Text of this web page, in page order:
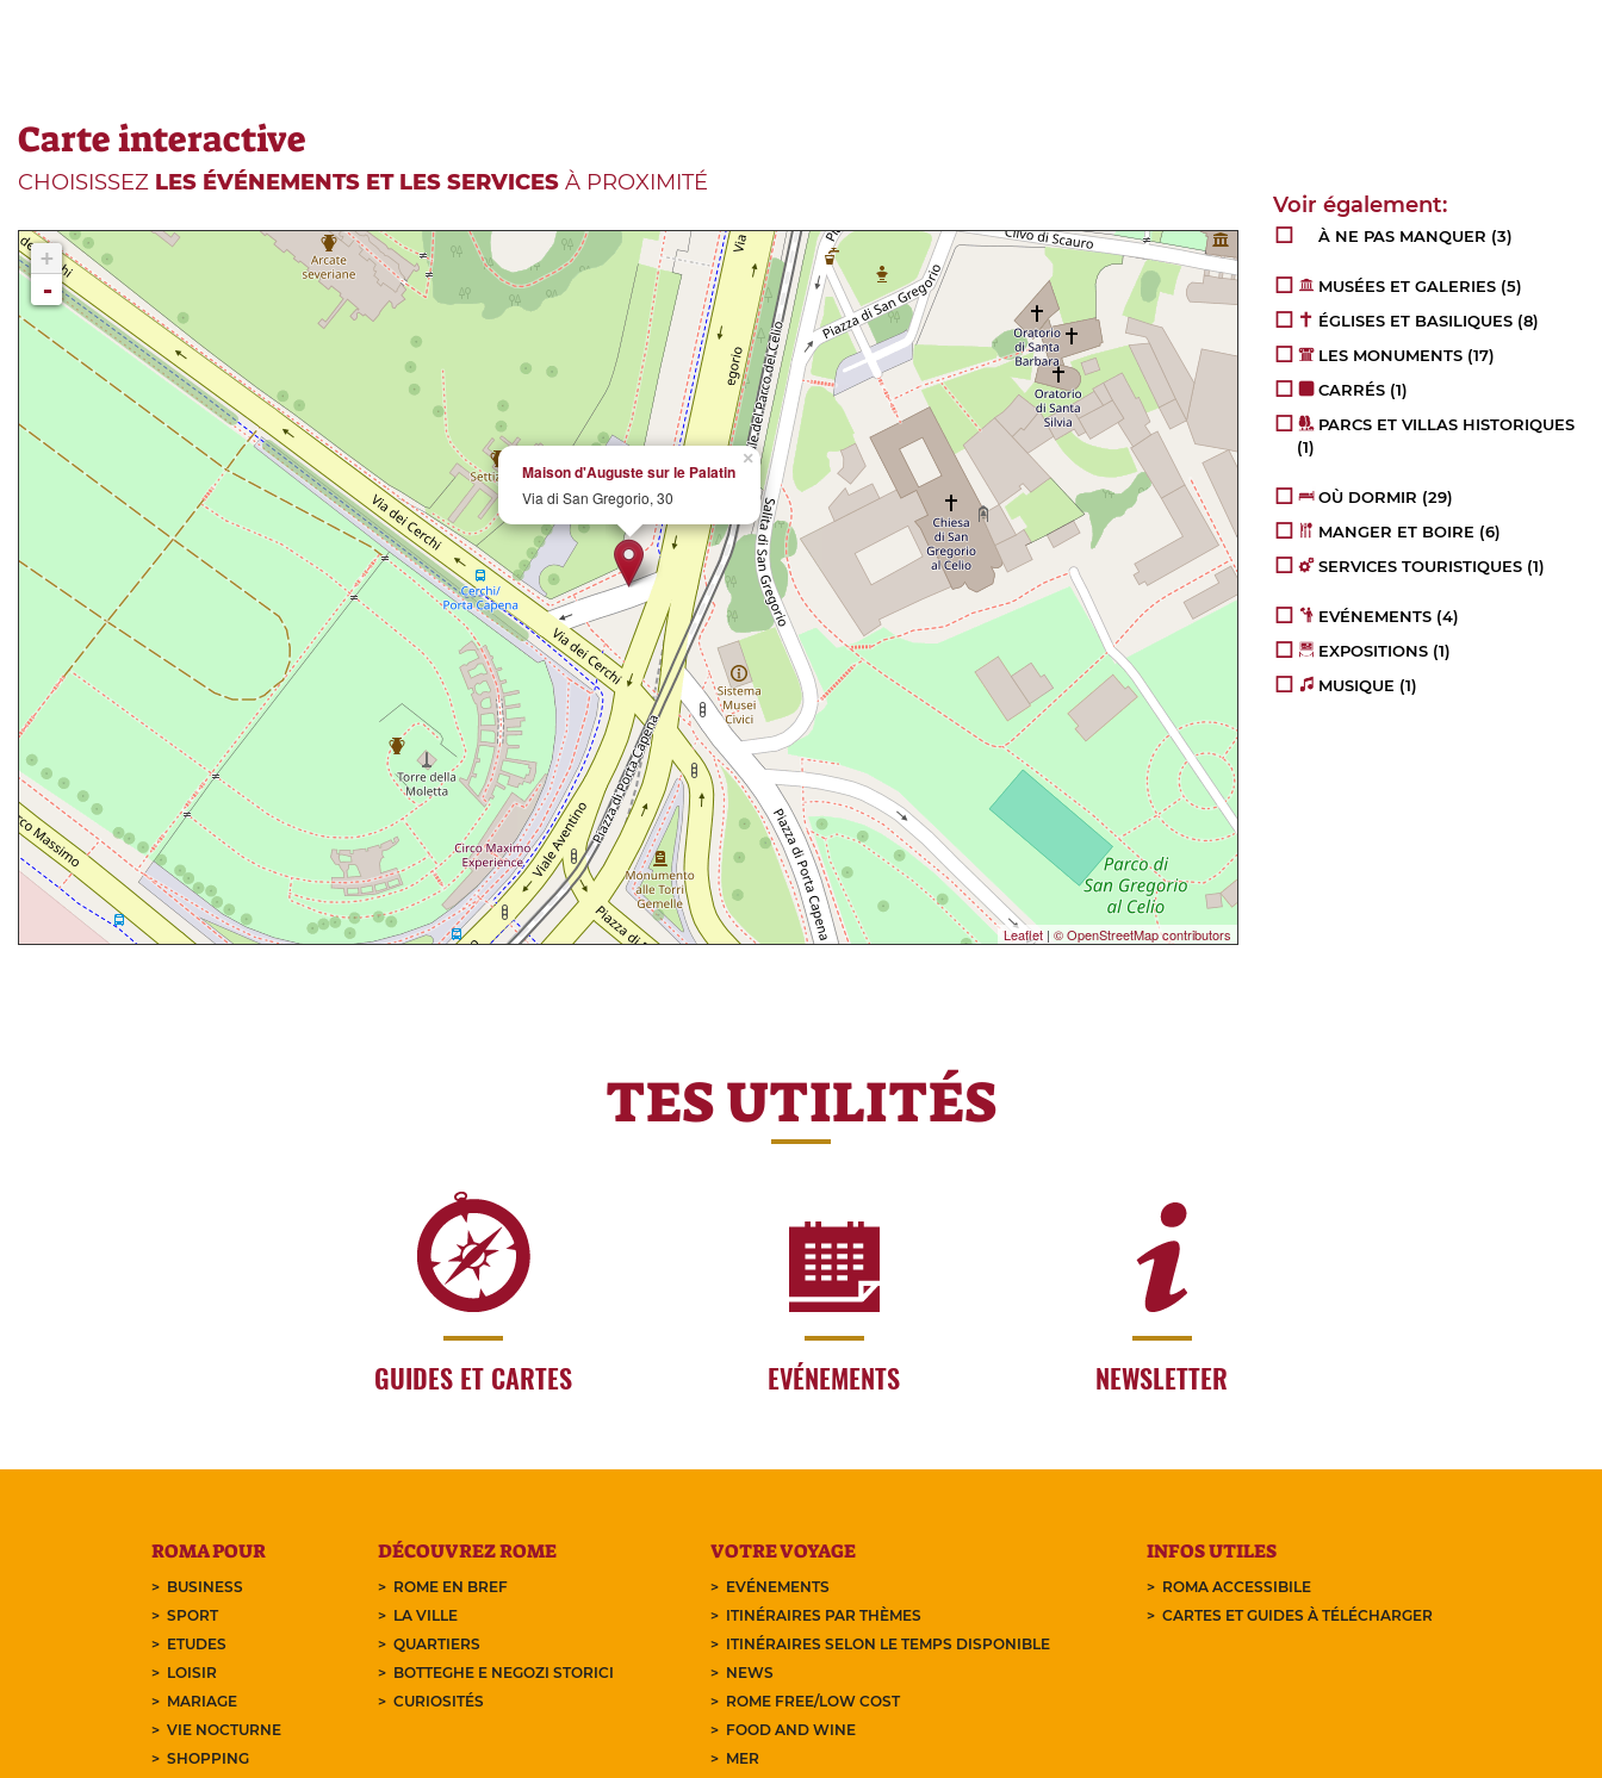
Carte interactive
CHOISISSEZ LES ÉVÉNEMENTS ET LES SERVICES À PROXIMITÉ
×
Maison d'Auguste sur le Palatin
Via di San Gregorio, 30
+
-
Leaflet | © OpenStreetMap contributors
À NE PAS MANQUER (3)
MUSÉES ET GALERIES (5)
ÉGLISES ET BASILIQUES (8)
LES MONUMENTS (17)
CARRÉS (1)
PARCS ET VILLAS HISTORIQUES
(1)
OÙ DORMIR (29)
MANGER ET BOIRE (6)
SERVICES TOURISTIQUES (1)
EVÉNEMENTS (4)
EXPOSITIONS (1)
MUSIQUE (1)
TES UTILITÉS
GUIDES ET CARTES EVÉNEMENTS NEWSLETTER
ROMA POUR
BUSINESS
SPORT
ETUDES
LOISIR
MARIAGE
VIE NOCTURNE
SHOPPING
DÉCOUVREZ ROME
ROME EN BREF
LA VILLE
QUARTIERS
BOTTEGHE E NEGOZI STORICI
CURIOSITÉS
VOTRE VOYAGE
EVÉNEMENTS
ITINÉRAIRES PAR THÈMES
ITINÉRAIRES SELON LE TEMPS DISPONIBLE
NEWS
ROME FREE/LOW COST
FOOD AND WINE
MER
INFOS UTILES
ROMA ACCESSIBILE
CARTES ET GUIDES À TÉLÉCHARGER